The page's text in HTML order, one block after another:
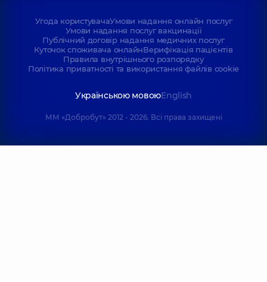
Угода користувачаУмови надання онлайн послуг
Умови надання послуг вакцинації
Публічний договір надання медичних послуг
Куточок споживача онлайнВерифікація пацієнтів
Правила внутрішнього розпорядку
Політика приватності та використання файлів cookie
Українською мовоюEnglish
ММ «Добробут» 2012 - 2026. Всі права захищені